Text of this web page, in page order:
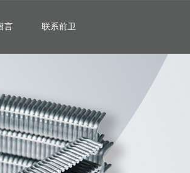
言 联系前卫